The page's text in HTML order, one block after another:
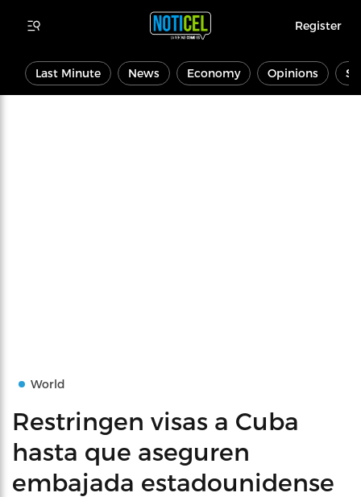
Register
Last Minute News Economy Opinions
World
Restringen visas a Cuba
hasta que aseguren
embajada estadounidense